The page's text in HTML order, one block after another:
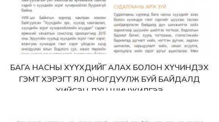
Дэлгэрэнгүй
БАГА НАСНЫ ХҮҮХДИЙГ АЛАХ БОЛОН ХҮЧИНДЭХ
ГЭМТ ХЭРЭГТ ЯЛ ОНОГДУУЛЖ БУЙ БАЙДАЛД
ХИЙСЭН ДҮН ШИНЖИЛГЭЭ